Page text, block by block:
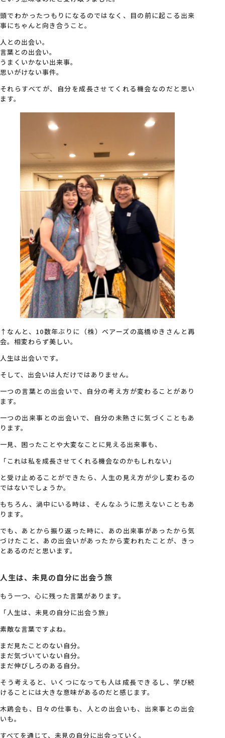
頭でわかったつもりになるのではなく、目の前に起こる出来
事にちゃんと向き合うこと。
人との出会い。
言葉との出会い。
うまくいかない出来事。
思いがけない事件。
それらすべてが、自分を成長させてくれる機会なのだと思い
ます。
↑なんと、10数年ぶりに（株）ベアーズの高橋ゆきさんと再
会。相変わらず美しい。
人生は出会いです。
そして、出会いは人だけではありません。
一つの言葉との出会いで、自分の考え方が変わることがあり
ます。
一つの出来事との出会いで、自分の未熟さに気づくこともあ
ります。
一見、困ったことや大変なことに見える出来事も、
「これは私を成長させてくれる機会なのかもしれない」
と受け止めることができたら、人生の見え方が少し変わるの
ではないでしょうか。
もちろん、渦中にいる時は、そんなふうに思えないこともあ
ります。
でも、あとから振り返った時に、あの出来事があったから気
づけたこと、あの出会いがあったから変われたことが、きっ
とあるのだと思います。
人生は、未見の自分に出会う旅
もう一つ、心に残った言葉があります。
「人生は、未見の自分に出会う旅」
素敵な言葉ですよね。
まだ見たことのない自分。
まだ気づいていない自分。
まだ伸びしろのある自分。
そう考えると、いくつになっても人は成長できるし、学び続
けることには大きな意味があるのだと感じます。
木鶏会も、日々の仕事も、人との出会いも、出来事との出会
いも。
すべてを通じて、未見の自分に出会っていく。